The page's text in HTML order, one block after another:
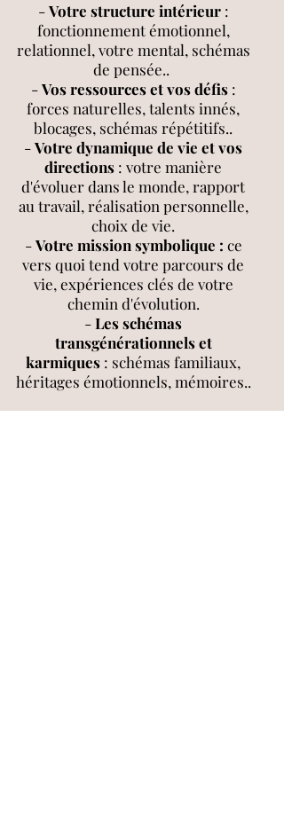
-Votre structure intérieur:
fonctionnement émotionnel,
relationnel, votre mental, schémas
de pensée..
-Vos ressources et vos défis:
forces naturelles, talents innés,
blocages, schémas répétitifs..
-Votre dynamique de vie et vos
directions : votre manière
d'évoluer dans le monde, rapport
au travail, réalisation personnelle,
choix de vie.
-Votre mission symbolique : ce
vers quoi tend votre parcours de
vie, expériences clés de votre
chemin d'évolution.
-Les schémas
transgénérationnels et
karmiques : schémas familiaux,
héritages émotionnels, mémoires..